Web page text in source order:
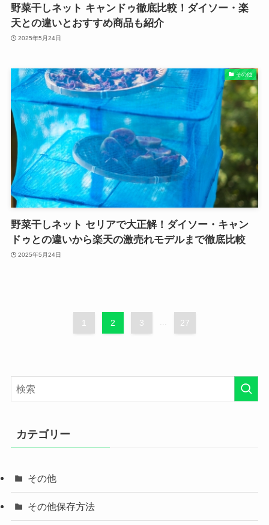
野菜干しネット キャンドゥ徹底比較！ダイソー・楽
天との違いとおすすめ商品も紹介
2025年5月24日
その他
野菜干しネット セリアで大正解！ダイソー・キャン
ドゥとの違いから楽天の激売れモデルまで徹底比較
2025年5月24日
1 2 3 ... 27
カテゴリー
その他
その他保存方法